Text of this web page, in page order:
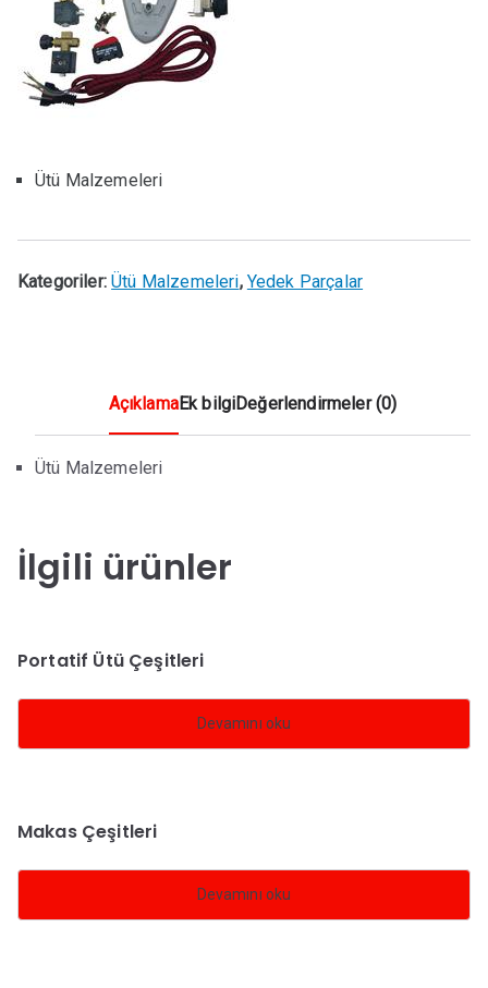
Ütü Malzemeleri
Kategoriler:Ütü Malzemeleri, Yedek Parçalar
AçıklamaEk bilgiDeğerlendirmeler (0)
Ütü Malzemeleri
İlgili ürünler
Portatif Ütü Çeşitleri
Devamını oku
Makas Çeşitleri
Devamını oku